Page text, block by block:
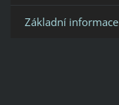
Základní informace